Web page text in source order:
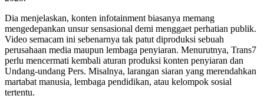
Dia menjelaskan, konten infotainment biasanya memang
mengedepankan unsur sensasional demi menggaet perhatian publik.
Video semacam ini sebenarnya tak patut diproduksi sebuah
perusahaan media maupun lembaga penyiaran. Menurutnya, Trans7
perlu mencermati kembali aturan produksi konten penyiaran dan
Undang-undang Pers. Misalnya, larangan siaran yang merendahkan
martabat manusia, lembaga pendidikan, atau kelompok sosial
tertentu.